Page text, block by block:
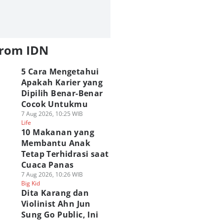
IDN
5 Cara Mengetahui
Apakah Karier yang
Dipilih Benar-Benar
Cocok Untukmu
7 Aug 2026, 10:25 WIB
Life
10 Makanan yang
Membantu Anak
Tetap Terhidrasi saat
Cuaca Panas
7 Aug 2026, 10:26 WIB
Big Kid
Dita Karang dan
Violinist Ahn Jun
Sung Go Public, Ini